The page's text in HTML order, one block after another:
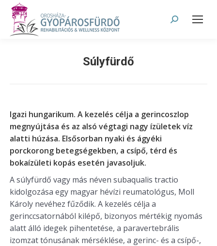
Search:
Súlyfürdő
Igazi hungarikum. A kezelés célja a gerincoszlop
megnyújtása és az alsó végtagi nagy ízületek víz
alatti húzása. Elsősorban nyaki és ágyéki
porckorong betegségekben, a csípő, térd és
bokaízületi kopás esetén javasoljuk.
A súlyfürdő vagy más néven subaqualis tractio
kidolgozása egy magyar hévízi reumatológus, Moll
Károly nevéhez fűződik. A kezelés célja a
gerinccsatornából kilépő, bizonyos mértékig nyomás
alatt álló idegek pihentetése, a paravertebrális
izomzat tónusának mérséklése, a gerinc- és a csípő-,